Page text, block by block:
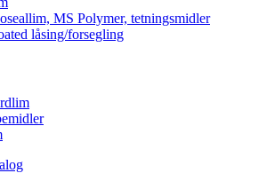
MS Polymer, tetningsmidler
låsing/forsegling